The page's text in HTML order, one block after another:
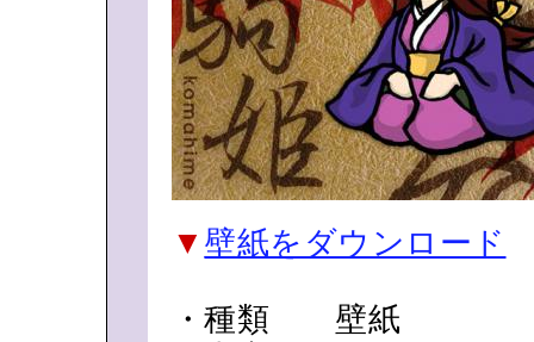
▼ 壁紙をダウンロード
・種類 壁紙